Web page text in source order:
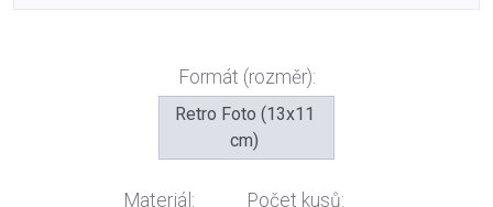
Formát (rozměr):
Retro Foto (13x11
cm)
Materiál: Počet kusů: